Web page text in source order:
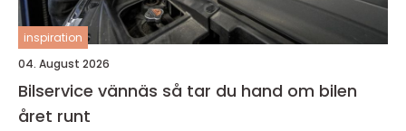
inspiration
04. August 2026
Bilservice vännäs så tar du hand om bilen
året runt